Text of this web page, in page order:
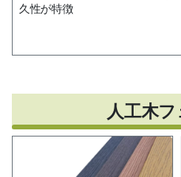
久性が特徴
人工木